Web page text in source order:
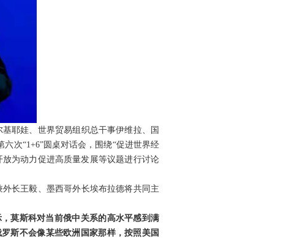
耶娃、世界贸易组织总干事伊维拉、国
次“1+6”圆桌对话会，围绕“促进世界经
为动力促进高质量发展等议题进行讨论
长王毅、墨西哥外长埃布拉德将共同主
莫斯科对当前俄中关系的高水平感到满
斯不会像某些欧洲国家那样，按照美国